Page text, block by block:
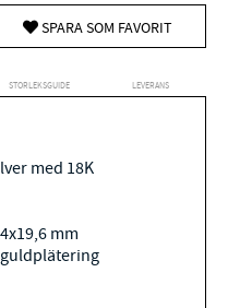
SPARA SOM FAVORIT
STORLEKSGUIDE LEVERANS
med 18K
mm
guldplätering